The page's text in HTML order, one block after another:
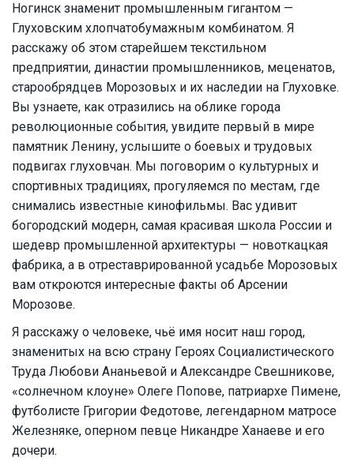
Ногинск знаменит промышленным гигантом —
Глуховским хлопчатобумажным комбинатом. Я
расскажу об этом старейшем текстильном
предприятии, династии промышленников, меценатов,
старообрядцев Морозовых и их наследии на Глуховке.
Вы узнаете, как отразились на облике города
революционные события, увидите первый в мире
памятник Ленину, услышите о боевых и трудовых
подвигах глуховчан. Мы поговорим о культурных и
спортивных традициях, прогуляемся по местам, где
снимались известные кинофильмы. Вас удивит
богородский модерн, самая красивая школа России и
шедевр промышленной архитектуры — новоткацкая
фабрика, а в отреставрированной усадьбе Морозовых
вам откроются интересные факты об Арсении
Морозове.
Я расскажу о человеке, чьё имя носит наш город,
знаменитых на всю страну Героях Социалистического
Труда Любови Ананьевой и Александре Свешникове,
«солнечном клоуне» Олеге Попове, патриархе Пимене,
футболисте Григории Федотове, легендарном матросе
Железняке, оперном певце Никандре Ханаеве и его
дочери.